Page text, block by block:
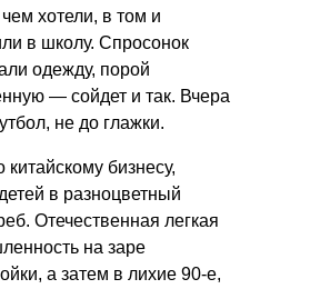
хотели, в том и
в школу. Спросонок
одежду, порой
— сойдет и так. Вчера
не до глажки.
бизнесу,
в разноцветный
Отечественная легкая
на заре
а затем в лихие 90-е,